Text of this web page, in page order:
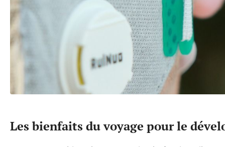
Les bienfaits du voyage pour le